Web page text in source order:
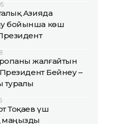
Азияда
бойынша көш
жалғайтын
Бейнеу –
туралы
Тоқаев үш
маңызды